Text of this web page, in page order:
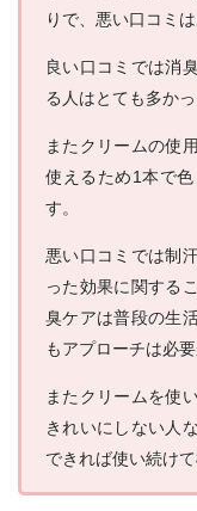
りで、悪い口コミ
良い口コミでは消
る人はとても多かっ
またクリームの使
使えるため1本で
す。
悪い口コミでは制
った効果に関する
臭ケアは普段の生
もアプローチは必
またクリームを使
きれいにしない人
できれば使い続け